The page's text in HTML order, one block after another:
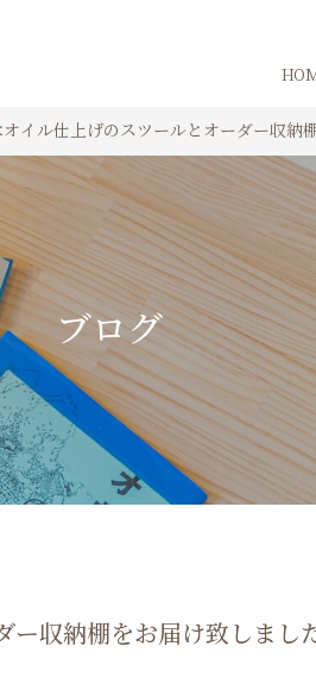
イル仕上げのスツールとオーダー収納
ブログ
収納棚をお届け致しまし